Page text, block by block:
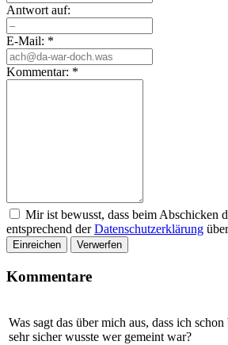
Antwort auf:
E-Mail: *
Kommentar: *
Mir ist bewusst, dass beim Abschicken
entsprechend derDatenschutzerklärung
Einreichen Verwerfen
Kommentare
Was sagt das über mich aus, dass ich
sehr sicher wusste wer gemeint war?